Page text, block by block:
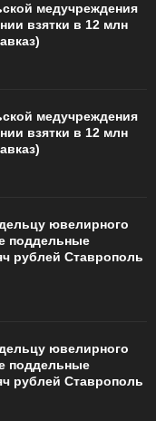
медучреждения
взятки в 12 млн
медучреждения
взятки в 12 млн
ювелирного
поддельные
рублей Ставрополь
ювелирного
поддельные
рублей Ставрополь